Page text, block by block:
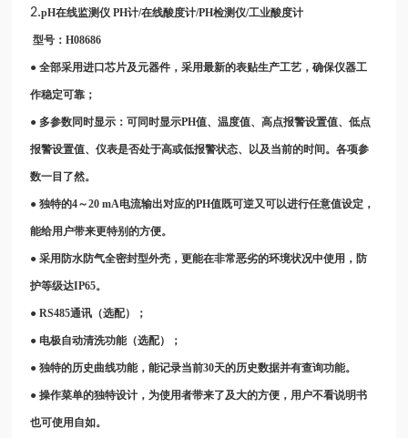
2.pH在线监测仪 PH计/在线酸度计/PH检测仪/工业酸度计
型号：H08686
● 全部采用进口芯片及元器件，采用最新的表贴生产工艺，确保仪器工
作稳定可靠；
● 多参数同时显示：可同时显示PH值、温度值、高点报警设置值、低点
报警设置值、仪表是否处于高或低报警状态、以及当前的时间。各项参
数一目了然。
● 独特的4～20 mA电流输出对应的PH值既可逆又可以进行任意值设定，
能给用户带来更特别的方便。
● 采用防水防气全密封型外壳，更能在非常恶劣的环境状况中使用，防
护等级达IP65。
● RS485通讯（选配）；
● 电极自动清洗功能（选配）；
● 独特的历史曲线功能，能记录当前30天的历史数据并有查询功能。
● 操作菜单的独特设计，为使用者带来了及大的方便，用户不看说明书
也可使用自如。